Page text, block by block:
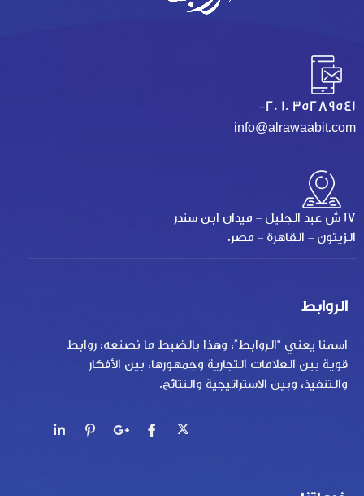
+20 10 35289541
info@alrawaabit.com
17 ش عبد الجليل - ميدان ابن سندر
الزيتون - القاهرة - مصر.
الروابط
اسمنا يعني “الروابط”، وهذا بالضبط ما نصنعه: روابط
قوية بين العلامات التجارية وجمهورها، بين الأفكار
والتنفيذ، وبين الاستراتيجية والنتائج.